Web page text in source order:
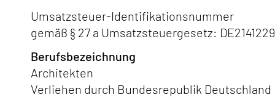
Umsatzsteuer-Identifikationsnummer
gemäß § 27 a Umsatzsteuergesetz:
Berufsbezeichnung
Architekten
Verliehen durch Bundesrepublik Deutschland